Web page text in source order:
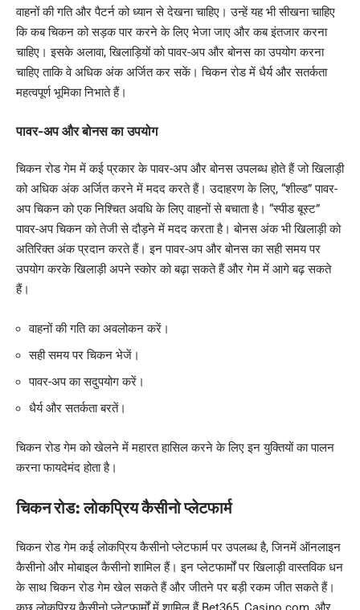
वाहनों की गति और पैटर्न को ध्यान से देखना चाहिए। उन्हें यह भी सीखना चाहिए
कि कब चिकन को सड़क पार करने के लिए भेजा जाए और कब इंतजार करना
चाहिए। इसके अलावा, खिलाड़ियों को पावर-अप और बोनस का उपयोग करना
चाहिए ताकि वे अधिक अंक अर्जित कर सकें। चिकन रोड में धैर्य और सतर्कता
महत्वपूर्ण भूमिका निभाते हैं।
पावर-अप और बोनस का उपयोग
चिकन रोड गेम में कई प्रकार के पावर-अप और बोनस उपलब्ध होते हैं जो खिलाड़ी
को अधिक अंक अर्जित करने में मदद करते हैं। उदाहरण के लिए, “शील्ड” पावर-
अप चिकन को एक निश्चित अवधि के लिए वाहनों से बचाता है। “स्पीड बूस्ट”
पावर-अप चिकन को तेजी से दौड़ने में मदद करता है। बोनस अंक भी खिलाड़ी को
अतिरिक्त अंक प्रदान करते हैं। इन पावर-अप और बोनस का सही समय पर
उपयोग करके खिलाड़ी अपने स्कोर को बढ़ा सकते हैं और गेम में आगे बढ़ सकते
हैं।
वाहनों की गति का अवलोकन करें।
सही समय पर चिकन भेजें।
पावर-अप का सदुपयोग करें।
धैर्य और सतर्कता बरतें।
चिकन रोड गेम को खेलने में महारत हासिल करने के लिए इन युक्तियों का पालन
करना फायदेमंद होता है।
चिकन रोड: लोकप्रिय कैसीनो प्लेटफार्म
चिकन रोड गेम कई लोकप्रिय कैसीनो प्लेटफार्म पर उपलब्ध है, जिनमें ऑनलाइन
कैसीनो और मोबाइल कैसीनो शामिल हैं। इन प्लेटफार्मों पर खिलाड़ी वास्तविक धन
के साथ चिकन रोड गेम खेल सकते हैं और जीतने पर बड़ी रकम जीत सकते हैं।